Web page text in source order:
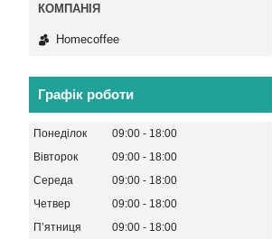
Homecoffee
Графік роботи
Понеділок 09:00
18:00
Вівторок
09:00
18:00
Середа
09:00
18:00
Четвер
09:00
18:00
Пʼятниця
09:00
18:00